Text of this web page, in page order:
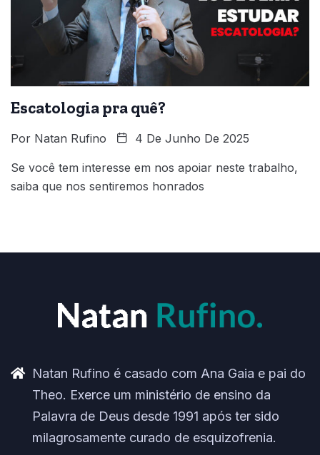
Escatologia pra quê?
Por Natan Rufino 4 De Junho De 2025
Se você tem interesse em nos apoiar neste trabalho,
saiba que nos sentiremos honrados
Natan Rufino é casado com Ana Gaia e pai do
Theo. Exerce um ministério de ensino da
Palavra de Deus desde 1991 após ter sido
milagrosamente curado de esquizofrenia.